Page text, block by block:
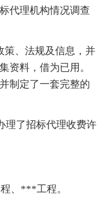
代理机构情况调查
、法规及信息，并
资料，借为已用。
制定了一套完整的
了招标代理收费许
、***工程。